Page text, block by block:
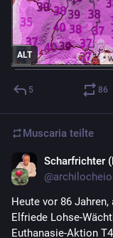
ALT
5 86
Muscaria teilte
Scharfrichter
Heute vor 86 Jahren,
Elfriede Lohse-
Euthanasie-Aktion